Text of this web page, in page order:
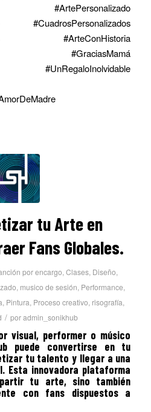
#ArtePersonalizado
#CuadrosPersonalizados
#ArteConHistoria
#GraciasMamá
#UnRegaloInolvidable
tu Arte en
Fans Globales.
por encargo,Clases, Diseño,
, musico de sesión, Performance,
, Pintura, Proceso creativo, risografía,
/ poradmin_sonikhub
visual, performer o músico
puede convertirse en tu
tu talento y llegar a una
Esta innovadora plataforma
tu arte, sino también
con fans dispuestos a